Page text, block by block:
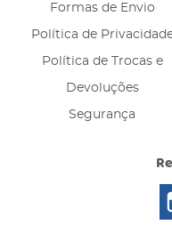
Formas de Envio
Política de
Política de Trocas e
Devoluções
Segurança